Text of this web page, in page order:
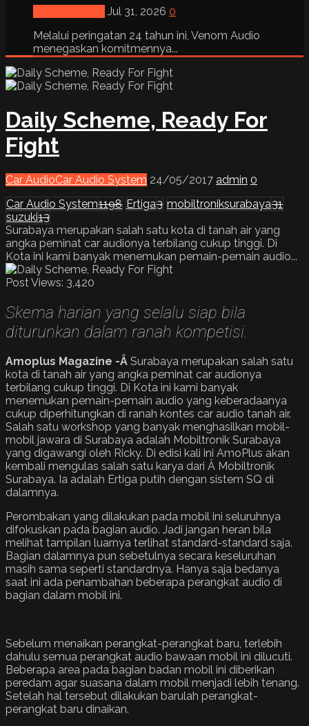
Jul 31, 2026 0
Melalui peringatan 24 tahun ini, Venom Audio
menegaskan komitmennya...
Daily Scheme, Ready For
Fight
Car AudioCar Audio System 24/05/2017 admin 0
Car Audio System1198 Ertiga3 mobiltroniksurabaya31
suzuki13
Surabaya merupakan salah satu kota di tanah air yang
angka peminat car audionya terbilang cukup tinggi. Di
Kota ini kami banyak menemukan pemain-pemain audio...
Post Views: 3,420
Skema harian yang selalu siap bila
diturunkan dalam ranah kompetisi.
Amoplus Magazine -Â Surabaya merupakan salah satu
kota di tanah air yang angka peminat car audionya
terbilang cukup tinggi. Di Kota ini kami banyak
menemukan pemain-pemain audio yang keberadaanya
cukup diperhitungkan di ranah kontes car audio tanah air.
Salah satu workshop yang banyak menghasilkan mobil-
mobil jawara di Surabaya adalah Mobiltronik Surabaya
yang digawangi oleh Ricky. Di edisi kali ini AmoPlus akan
kembali mengulas salah satu karya dari Â Mobiltronik
Surabaya. Ia adalah Ertiga putih dengan sistem SQ di
dalamnya.
Perombakan yang dilakukan pada mobil ini seluruhnya
difokuskan pada bagian audio. Jadi jangan heran bila
melihat tampilan luarnya terlihat standard-standard saja.
Bagian dalamnya pun sebetulnya secara keseluruhan
masih sama seperti standardnya. Hanya saja bedanya
saat ini ada penambahan beberapa perangkat audio di
bagian dalam mobil ini.
Sebelum menaikan perangkat-perangkat baru, terlebih
dahulu semua perangkat audio bawaan mobil ini dilucuti.
Beberapa area pada bagian badan mobil ini diberikan
peredam agar suasana dalam mobil menjadi lebih tenang.
Setelah hal tersebut dilakukan barulah perangkat-
perangkat baru dinaikan.